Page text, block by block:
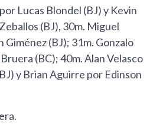
Lucas Blondel (BJ) y Kevin
(BJ), 30m. Miguel
(BJ); 31m. Gonzalo
(BC); 40m. Alan Velasco
y Brian Aguirre por Edinson